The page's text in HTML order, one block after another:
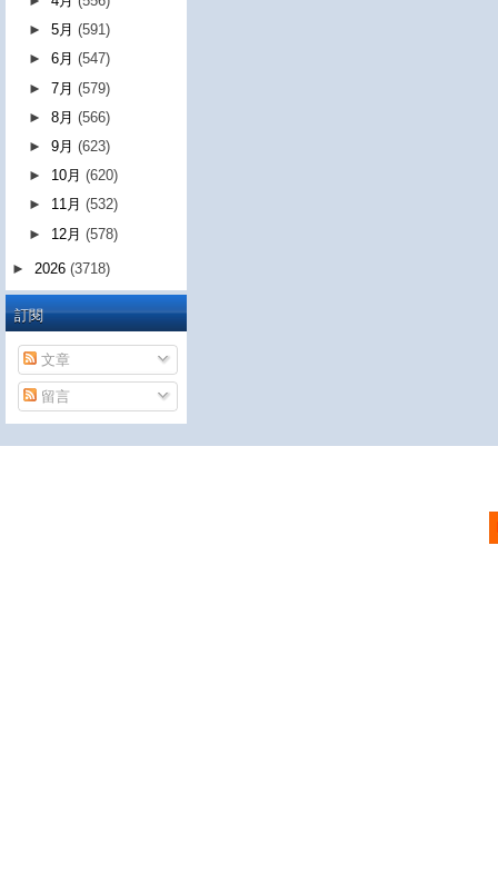
►5月(591)
►6月(547)
►7月(579)
►8月(566)
►9月(623)
► 10月(620)
► 11月(532)
► 12月(578)
► 2026 (3718)
訂閱
文章
留言